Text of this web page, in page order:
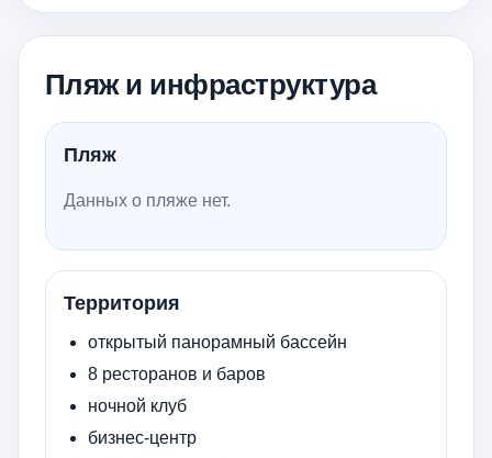
Пляж и инфраструктура
Пляж
Данных о пляже нет.
Территория
открытый панорамный бассейн
8 ресторанов и баров
ночной клуб
бизнес-центр